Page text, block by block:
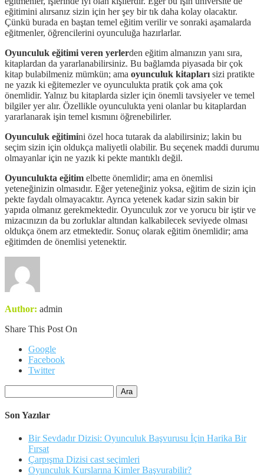
eğitimini alırsanız sizin için her şey bir tık daha kolay olacaktır.
Çünkü burada en baştan temel eğitim verilir ve sonraki aşamalarda
eğitmenler, öğrencilerini oyunculuğa hazırlarlar.
Oyunculuk eğitimi veren yerlerden eğitim almanızın yanı sıra,
kitaplardan da yararlanabilirsiniz. Bu bağlamda piyasada bir çok
kitap bulabilmeniz mümkün; ama oyunculuk kitapları sizi pratikte
ne yazık ki eğitemezler ve oyunculukta pratik çok ama çok
önemlidir. Yalnız bu kitaplarda sizler için önemli tavsiyeler ve temel
bilgiler yer alır. Özellikle oyunculukta yeni olanlar bu kitaplardan
yararlanarak işin temel kısmını öğrenebilirler.
Oyunculuk eğitimini özel hoca tutarak da alabilirsiniz; lakin bu
seçim sizin için oldukça maliyetli olabilir. Bu seçenek maddi durumu
olmayanlar için ne yazık ki pekte mantıklı değil.
Oyunculukta eğitim elbette önemlidir; ama en önemlisi
yeteneğinizin olmasıdır. Eğer yeteneğiniz yoksa, eğitim de sizin için
pekte faydalı olmayacaktır. Ayrıca yetenek kadar sizin sakin bir
yapıda olmanız gerekmektedir. Oyunculuk zor ve yorucu bir iştir ve
mizacınızın da bu zorluklar altından kalkabilecek seviyede olması
oldukça önem arz etmektedir. Sonuç olarak eğitim önemlidir; ama
eğitimden de önemlisi yetenektir.
Author: admin
Share This Post On
Google
Facebook
Twitter
Son Yazılar
Bir Sevdadır Dizisi: Oyunculuk Başvurusu İçin Harika Bir
Fırsat
Çarpışma Dizisi cast seçimleri
Oyunculuk Kurslarına Kimler Başvurabilir?